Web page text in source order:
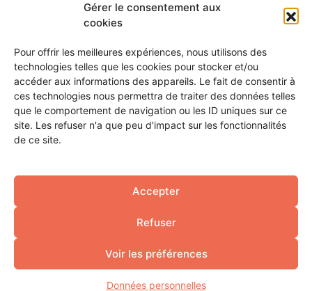
Gérer le consentement aux
cookies
Pour offrir les meilleures expériences, nous utilisons des
technologies telles que les cookies pour stocker et/ou
accéder aux informations des appareils. Le fait de consentir à
ces technologies nous permettra de traiter des données telles
que le comportement de navigation ou les ID uniques sur ce
site. Les refuser n'a que peu d'impact sur les fonctionnalités
de ce site.
Accepter
Refuser
Voir les préférences
Données personnelles
45000 Orléans
HORAIRES D’OUVERTURE
Du lundi au samedi
De 16h à 23h
Ouverture de la buvette : 18h
FAIRE UN DON
Mentions légales